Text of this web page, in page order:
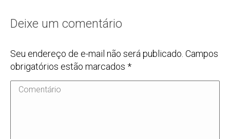
Deixe um comentário
Seu endereço de e-mail não será publicado. Campos
obrigatórios estão marcados *
Comentário